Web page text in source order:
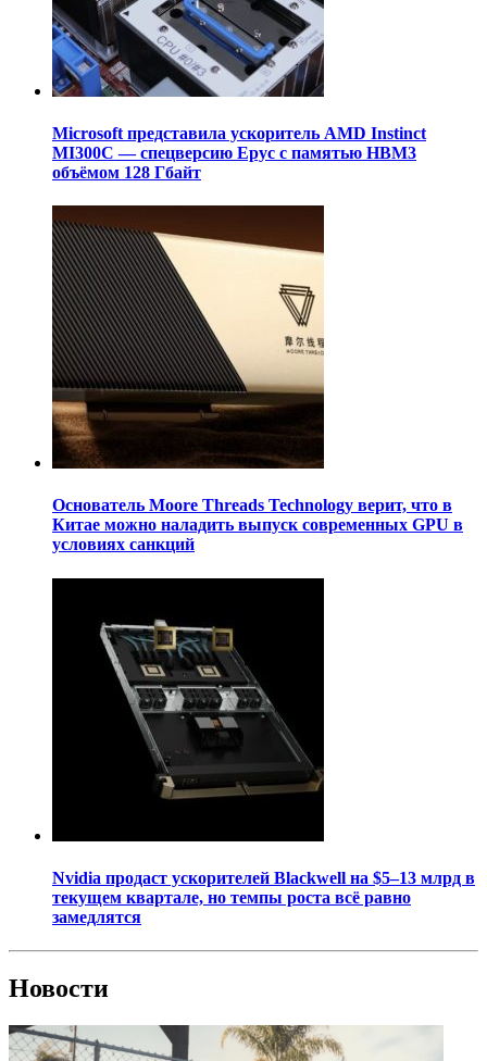
Microsoft представила ускоритель AMD Instinct
MI300C — спецверсию Epyc с памятью HBM3
объёмом 128 Гбайт
Основатель Moore Threads Technology верит, что в
Китае можно наладить выпуск современных GPU в
условиях санкций
Nvidia продаст ускорителей Blackwell на $5–13 млрд в
текущем квартале, но темпы роста всё равно
замедлятся
Новости